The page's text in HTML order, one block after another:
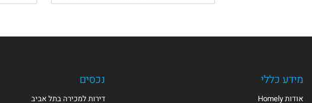
מידע כללי
אודות Homely
נכסים
דירות למכירה בתל אביב